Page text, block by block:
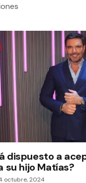
dispuesto a
su hijo Matías?
octubre, 2024